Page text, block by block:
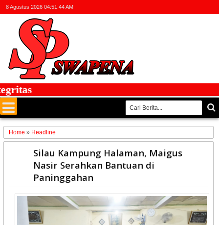
8 Agustus 2026 04:51:44 AM
Home » Headline
Silau Kampung Halaman, Maigus
Nasir Serahkan Bantuan di
Paninggahan